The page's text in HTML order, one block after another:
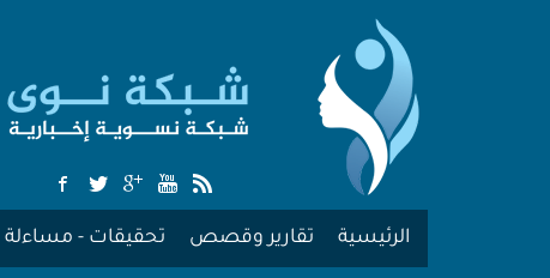
الرئيسية تقارير وقصص تحقيقات - مساءلة